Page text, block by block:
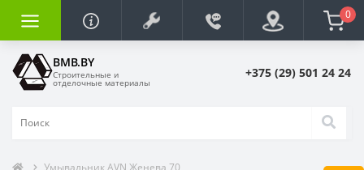
0
BMB.BY
Строительные и
отделочные материалы
+375 (29) 501 24 24
Умывальник AVN Женева 70